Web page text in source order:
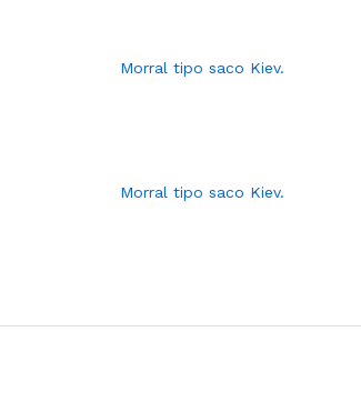
Morral tipo saco Kiev.
Morral tipo saco Kiev.